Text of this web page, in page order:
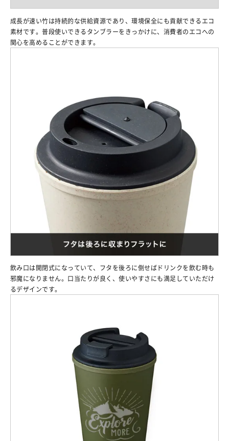
成長が速い竹は持続的な供給資源であり、環境保全にも貢献できるエコ
素材です。普段使いできるタンブラーをきっかけに、消費者のエコへの
関心を高めることができます。
飲み口は開閉式になっていて、フタを後ろに倒せばドリンクを飲む時も
邪魔になりません。口当たりが良く、使いやすさにも満足していただけ
るデザインです。